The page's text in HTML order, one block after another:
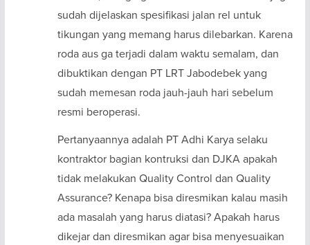
sudah dijelaskan spesifikasi jalan rel untuk
tikungan yang memang harus dilebarkan. Karena
roda aus ga terjadi dalam waktu semalam, dan
dibuktikan dengan PT LRT Jabodebek yang
sudah memesan roda jauh-jauh hari sebelum
resmi beroperasi.
Pertanyaannya adalah PT Adhi Karya selaku
kontraktor bagian kontruksi dan DJKA apakah
tidak melakukan Quality Control dan Quality
Assurance? Kenapa bisa diresmikan kalau masih
ada masalah yang harus diatasi? Apakah harus
dikejar dan diresmikan agar bisa menyesuaikan